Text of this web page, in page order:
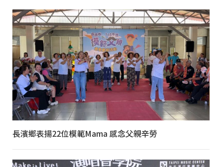
長濱鄉表揚22位模範Mama 感念父親辛勞